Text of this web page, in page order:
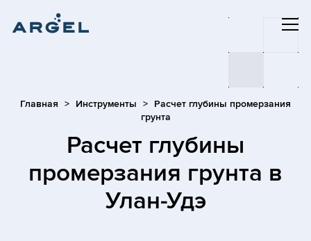
Главная Инструменты
Расчет глубины промерзания
грунта
Расчет глубины
промерзания грунта в
Улан-Удэ